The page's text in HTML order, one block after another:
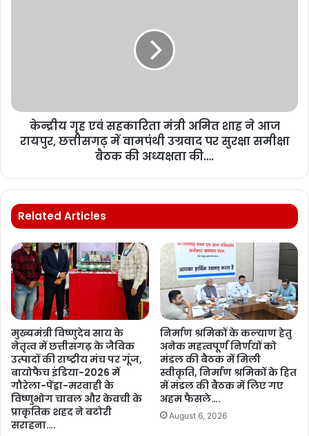
केन्द्रीय गृह एवं सहकारिता मंत्री अमित शाह ने आज
रायपुर, छत्तीसगढ़ में वामपंथी उग्रवाद पर सुरक्षा समीक्षा
बैठक की अध्यक्षता की….
Related Articles
मुख्यमंत्री विष्णुदेव साय के
नेतृत्व में छत्तीसगढ़ के जैविक
उत्पादों की राष्ट्रीय मंच पर गूंज,
बायोफैच इंडिया-2026 में
गौरेला-पेंड्रा-मरवाही के
विष्णुभोग चावल और केवची के
प्राकृतिक शहद ने बटोरी
सराहना….
निर्माण श्रमिकों के कल्याण हेतु
अनेक महत्वपूर्ण निर्णयों को
मंडल की बैठक में मिली
स्वीकृति, निर्माण श्रमिकों के हित
में मंडल की बैठक में लिए गए
अहम फैसले….
August 6, 2026